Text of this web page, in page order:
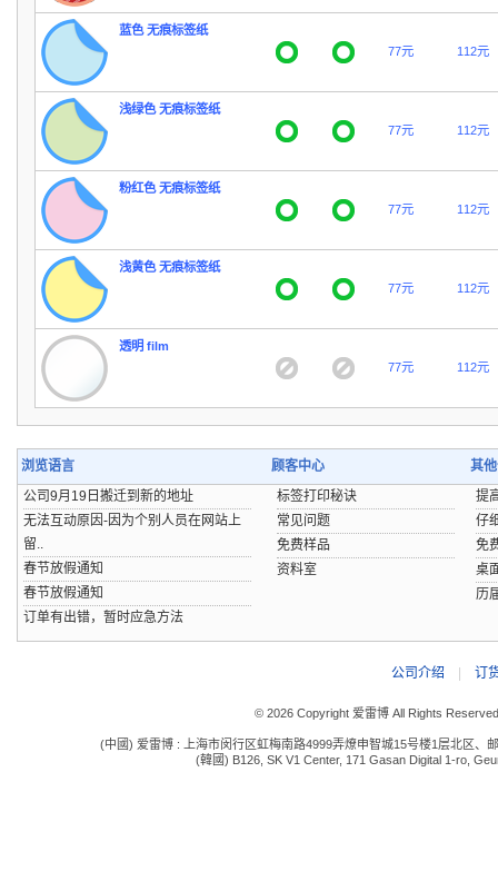
蓝色 无痕标签纸
77元
112元
浅绿色 无痕标签纸
77元
112元
粉红色 无痕标签纸
77元
112元
浅黄色 无痕标签纸
77元
112元
透明 film
77元
112元
浏览语言
公司9月19日搬迁到新的地址
无法互动原因-因为个别人员在网站上
留..
春节放假通知
春节放假通知
订单有出错，暂时应急方法
顾客中心
标签打印秘诀
常见问题
免费样品
资料室
其
提
仔
免
桌
历
公司介绍 订
© 2026 Copyright 爱雷博 All Rights
(中國) 爱雷博 : 上海市闵行区虹梅南路4999弄燎申智城15号楼1层北区、
(韓國) B126, SK V1 Center, 171 Gasan Digital 1-ro,